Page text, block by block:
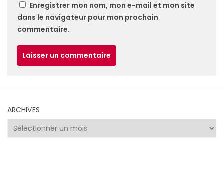
Enregistrer mon nom, mon e-mail et mon site
dans le navigateur pour mon prochain
commentaire.
ARCHIVES
Archives